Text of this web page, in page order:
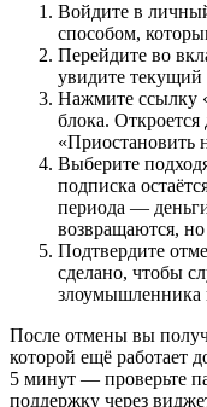
Войдите в
способом,
Перейдите во
увидите текущий
Нажмите ссылку
блока.
«Приостановить
Выберите
подписка
периода —
возвращаются,
Подтвердите
сделано, чтобы
злоумышленника
После отмены вы
которой ещё работает
5 минут — проверьте
поддержку через